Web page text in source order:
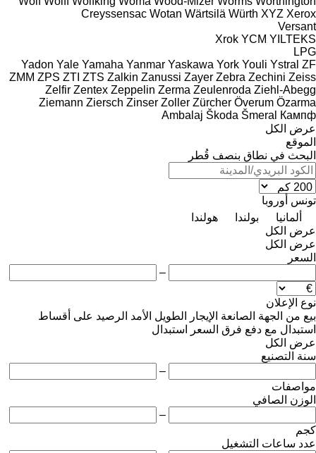
Creyssensac Wotan Wärtsilä Würth XYZ Xerox
Versant
Xrok YCM YILTEKS
LPG
Yadon Yale Yamaha Yanmar Yaskawa York Youli Ystral ZF
ZMM ZPS ZTI ZTS Zalkin Zanussi Zayer Zebra Zechini Zeiss
Zelfir Zentex Zeppelin Zerma Zeulenroda Ziehl-Abegg
Ziemann Ziersch Zinser Zoller Zürcher Överum Özarma
Ambalaj Škoda Šmeral
Кампф
عرض الكل
الموقع
البحث في نطاق بنصف قُطر
تونس أوروبا
ألمانيا
بولندا
هولندا
عرض الكل
عرض الكل
السعر
–
نوع الإعلان
بيع من الجهة الصانعة الإيجار الطويل الأمد الرصيد على أقساط
استبدال مع دفع فرق السعر
استبدال
عرض الكل
سنة التصنيع
–
مواصفات
الوزن الصافي
–
كجم
عدد ساعات التشغيل